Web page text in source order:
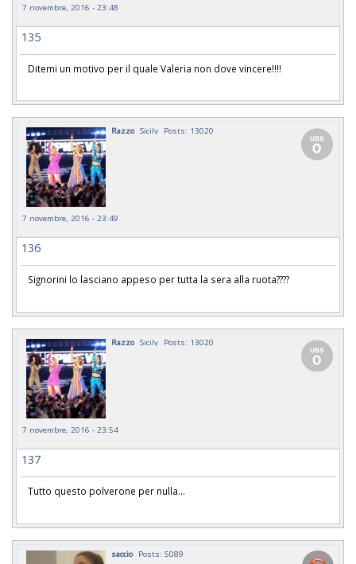
7 novembre, 2016 - 23:48
135
Ditemi un motivo per il quale Valeria non dove vincere!!!!
Razzo Sicily Posts: 13020
7 novembre, 2016 - 23:49
136
Signorini lo lasciano appeso per tutta la sera alla ruota????
Razzo Sicily Posts: 13020
7 novembre, 2016 - 23:54
137
Tutto questo polverone per nulla...
saccio Posts: 5089